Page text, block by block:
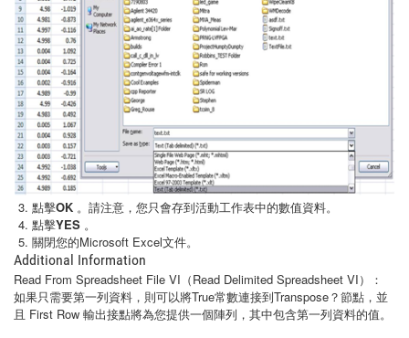
點擊OK 。請注意，您只會存到活動工作表中的數值資料。
點擊YES 。
關閉您的Microsoft Excel文件。
Additional Information
Read From Spreadsheet File VI（Read Delimited Spreadsheet VI）：
如果只需要第一列資料，則可以將True常數連接到Transpose？節點，並
且 First Row 輸出接點將為您提供一個陣列，其中包含第一列資料的值。